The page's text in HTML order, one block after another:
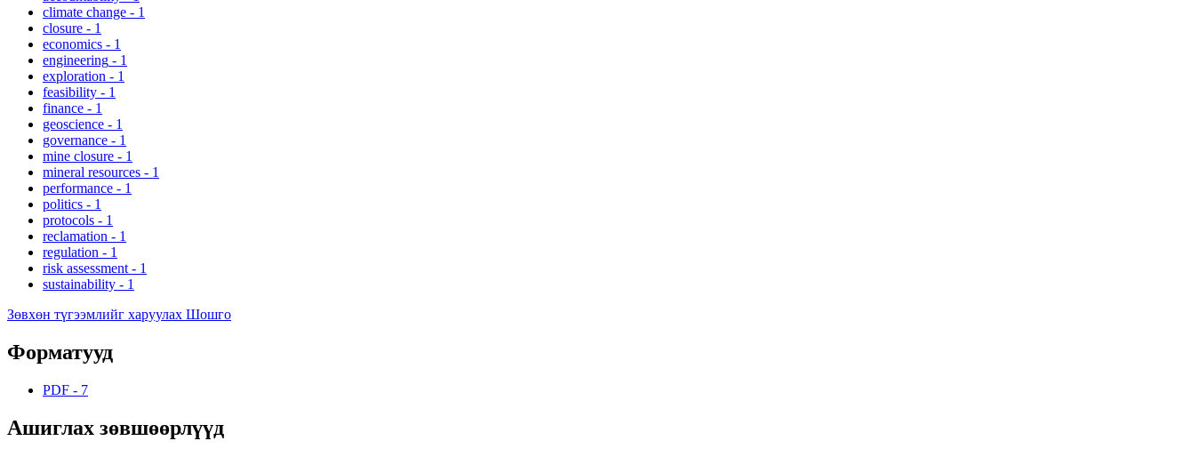
climate change - 1
closure - 1
economics - 1
engineering - 1
exploration - 1
feasibility - 1
finance - 1
geoscience - 1
governance - 1
mine closure - 1
mineral resources - 1
performance - 1
politics - 1
protocols - 1
reclamation - 1
regulation - 1
risk assessment - 1
sustainability - 1
Зөвхөн түгээмлийг харуулах Шошго
Форматууд
PDF - 7
Ашиглах зөвшөөрлүүд